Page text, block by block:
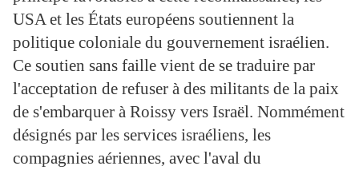
USA et les États européens soutiennent la
politique coloniale du gouvernement israélien.
Ce soutien sans faille vient de se traduire par
l'acceptation de refuser à des militants de la paix
de s'embarquer à Roissy vers Israël. Nommément
désignés par les services israéliens, les
compagnies aériennes, avec l'aval du